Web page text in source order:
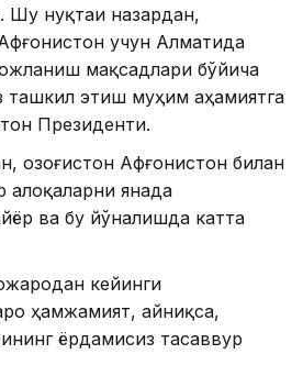
Шу нуқтаи назардан,
учун Алматида
мақсадлари бўйича
ташкил этиш муҳим аҳамиятга
Президенти.
Қозоғистон Афғонистон билан
алоқаларни янада
ва бу йўналишда катта
кейинги
ҳамжамият, айниқса,
ёрдамисиз тасаввур